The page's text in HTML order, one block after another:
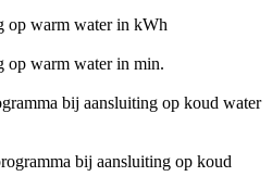
op warm water in kWh
op warm water in min.
bij aansluiting op koud water
bij aansluiting op koud